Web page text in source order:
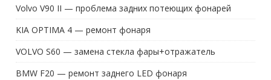
Volvo V90 II — проблема задних потеющих фонарей
KIA OPTIMA 4 — ремонт фонаря
VOLVO S60 — замена стекла фары+отражатель
BMW F20 — ремонт заднего LED фонаря